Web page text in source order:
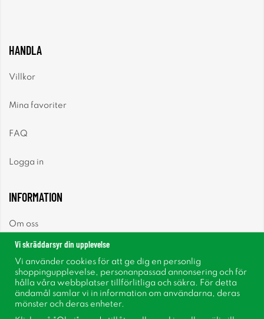
HANDLA
Villkor
Mina favoriter
FAQ
Logga in
INFORMATION
Om oss
Nyhetsbrev
Om cookies
Vi skräddarsyr din upplevelse
Vi använder cookies för att ge dig en personlig
shoppingupplevelse, personanpassad annonsering och för
hålla våra webbplatser tillförlitliga och säkra. För detta
ändamål samlar vi in information om användarna, deras
mönster och deras enheter.